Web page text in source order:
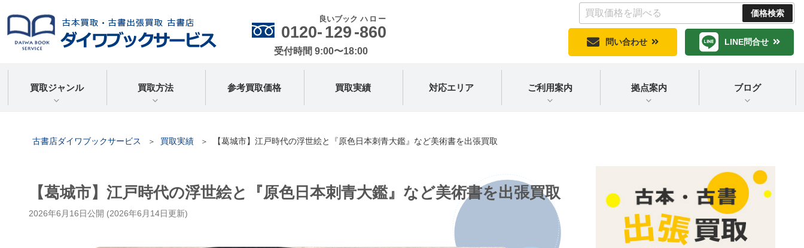
0120- 129
良いブック
-860
ハロー
受付時間 9:00〜18:00
問い合わせ LINE問合せ
買取ジャンル 買取方法 参考買取価格 買取実績 対応エリア ご利用案内 拠点案内 ブログ
古書店ダイワブックサービス 買取実績 【葛城市】江戸時代の浮世絵と『原色日本刺青大鑑』など美術書を出張買取
【葛城市】江戸時代の浮世絵と『原色日本刺青大鑑』など美術書を出張買取
2026年6月16日公開 (2026年6月14日更新)